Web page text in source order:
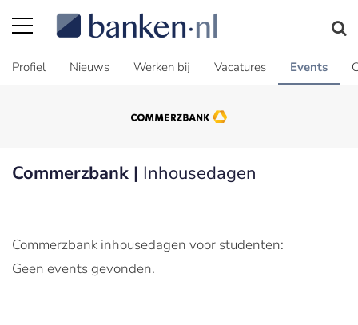
Profiel Nieuws Werken bij Vacatures Events
Commerzbank | Inhousedagen
Commerzbank inhousedagen voor studenten:
Geen events gevonden.